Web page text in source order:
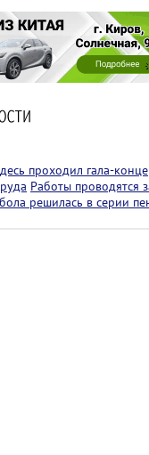
проходил гала-
Работы проводятся
решилась в серии